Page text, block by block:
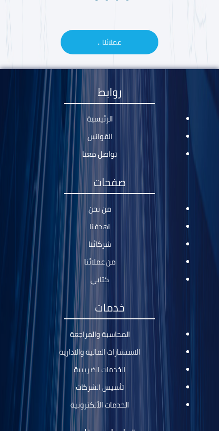
عملائنا ..
روابط
الرئيسية
القوانين
تواصل معنا
صفحات
من نحن
اهدفنا
شركائنا
من عملائنا
كتابي
خدمات
المحاسبة والمراجعة
الاستشارات المالية والادارية
الخدمات الضريبية
تأسيس الشركات
الخدمات الألكترونية